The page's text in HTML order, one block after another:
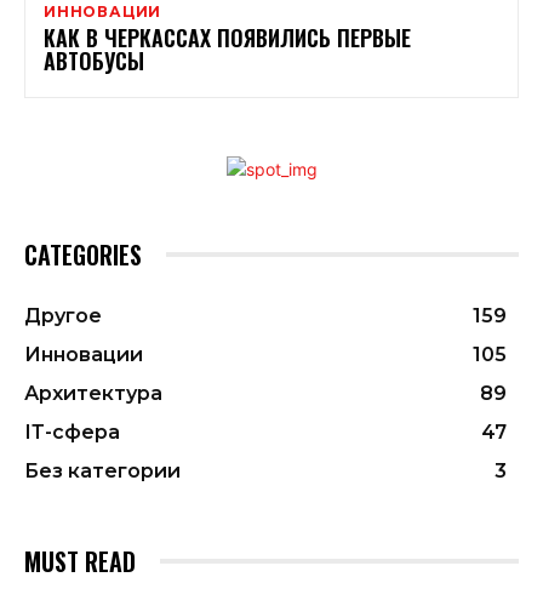
ИННОВАЦИИ
КАК В ЧЕРКАССАХ ПОЯВИЛИСЬ ПЕРВЫЕ
АВТОБУСЫ
CATEGORIES
Другое
159
Инновации
105
Архитектура
89
ІТ-сфера
47
Без категории
3
MUST READ